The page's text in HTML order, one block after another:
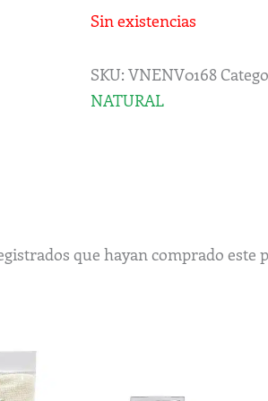
Sin existencias
SKU:VNENV0168
NATURAL
que hayan comprado este